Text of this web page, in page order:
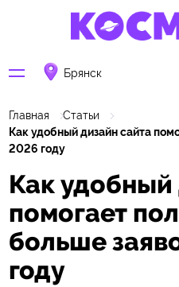
Брянск
Главная
Статьи
Как удобный дизайн сайта
2026 году
Как удобный
помогает
больше
году